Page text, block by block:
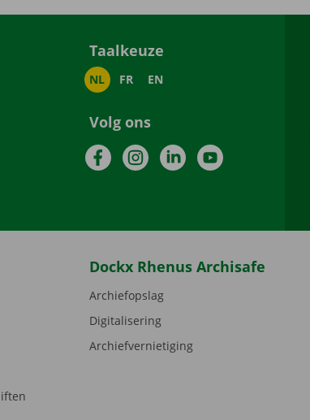
Taalkeuze
NL FR EN
Volg ons
FacebookInstagramLinkedInYouTube
Dockx Rhenus Archisafe
Archiefopslag
Digitalisering
Archiefvernietiging